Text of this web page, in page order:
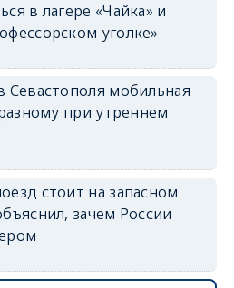
в лагере «Чайка» и
уголке»
Севастополя мобильная
при утреннем
стоит на запасном
зачем России